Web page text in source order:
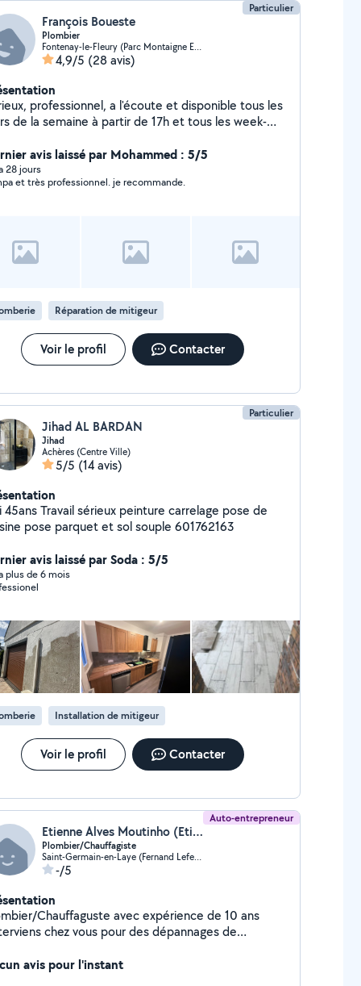
Particulier
François Boueste
Plombier
Fontenay-le-Fleury (Parc Montaigne Eglise)
4,9/5 (28 avis)
professionnel, a l'écoute et disponible tous les
de la semaine à partir de 17h et tous les week-
avis laissé par Mohammed : 5/5
28 jours
et très professionnel. je recommande.
Réparation de mitigeur
Voir le profil Contacter
Particulier
Jihad AL BARDAN
Jihad
Achères (Centre Ville)
5/5 (14 avis)
Travail sérieux peinture carrelage pose de
pose parquet et sol souple 601762163
avis laissé par Soda : 5/5
plus de 6 mois
Installation de mitigeur
Voir le profil Contacter
Auto-entrepreneur
Etienne Alves Moutinho (Etienne Alves Moutinho)
Plombier/Chauffagiste
Saint-Germain-en-Laye (Fernand Lefebvre)
-/5
Chauffaguste avec expérience de 10 ans
chez vous pour des dépannages de
de la rénovation de salle de bain à la pose
avis pour l'instant